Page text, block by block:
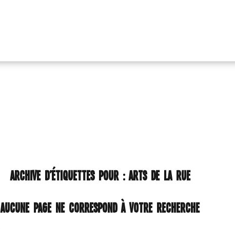
ARCHIVE D’ÉTIQUETTES POUR :ARTS DE LA RUE
Aucune page ne correspond à votre recherche